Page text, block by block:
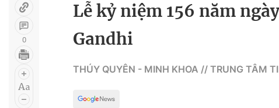
An Sinh
Công nghệ Phóng sự
0
Lễ kỷ niệm 156 năm
Gandhi
THÚY QUYÊN - MINH KHOA // TRUNG TÂM